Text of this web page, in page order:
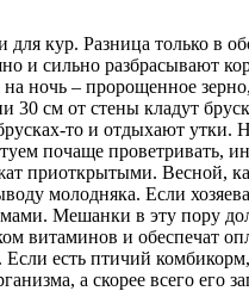
для кур. Разница только
и сильно разбрасывают
ночь – пророщенное
30 см от стены кладут
то и отдыхают утки.
почаще проветривать,
приоткрытыми. Весной,
молодняка. Если
Мешанки в эту пору
витаминов и обеспечат
есть птичий
а скорее всего его